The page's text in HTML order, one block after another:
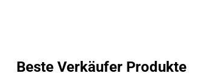
Beste Verkäufer Produkte